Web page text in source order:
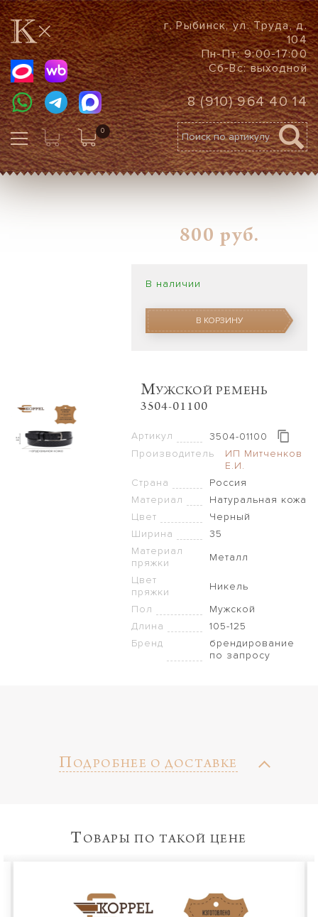
г. Рыбинск, ул. Труда, д.
104
Пн-Пт: 9:00-17:00
Сб-Вс: выходной
8 (910) 964 40 14
0
MУЖСКОЙ РЕМЕНЬ
3504-01100
800 руб.
Артикул
3504-01100
Производитель
ИП Митченков
Е.И.
Страна
Россия
Материал
Натуральная кожа
Цвет
Черный
Ширина
35
Материал
пряжки
Металл
Цвет
пряжки
Никель
Пол
Мужской
Длина
105-125
Бренд
брендирование
по запросу
В наличии
В КОРЗИНУ
П ОДРОБНЕЕ О ДОСТАВКЕ
Т ОВАРЫ ПО ТАКОЙ ЦЕНЕ